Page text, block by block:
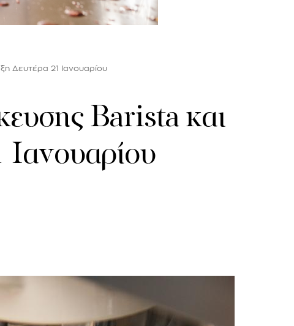
Δευτέρα 21 Ιανουαρίου
Barista και